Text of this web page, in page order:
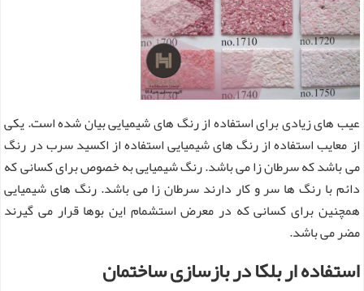
عیب های زیادی برای استفاده از رنگ های شیمیایی بیان شده است. یکی
از معایب استفاده از رنگ های شیمیایی استفاده از اکسید سرب در رنگ
می باشد که سرطان زا می باشد. رنگ شیمیایی به خصوص برای کسانی که
دائم با رنگ ها سر و کار دارند سرطان زا می باشد. رنگ های شیمیایی
همچنین برای کسانی که در معرض استشمام این بوها قرار می گیرند
مضر می باشد.
استفاده ار بلکا در بازسازی ساختمان